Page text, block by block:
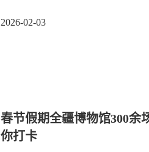
2026-02-03
春节假期全疆博物馆300余
你打卡